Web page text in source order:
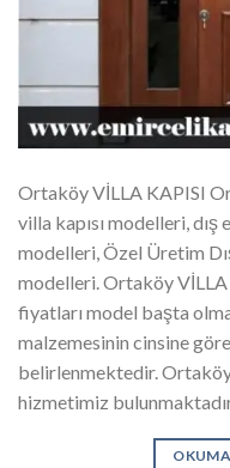
Ortaköy VİLLA KAPISI
villa kapısı modelleri, dış
modelleri, Özel Üretim
modelleri. Ortaköy VİLLA
fiyatları model başta
malzemesinin cinsine
belirlenmektedir.
hizmetimiz